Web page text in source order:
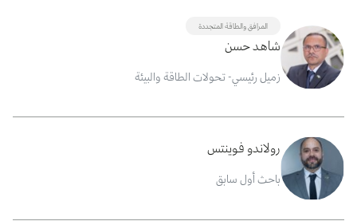
المرافق والطاقة المتجددة
شاهد حسن
زميل رئيسي- تحولات الطاقة والبيئة
رولاندو فوينتس
باحث أول سابق